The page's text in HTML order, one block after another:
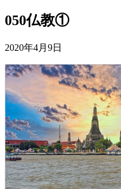
050仏教①
2020年4月9日